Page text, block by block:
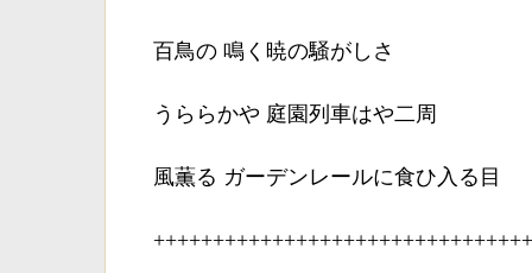
百鳥の 鳴く暁の騒がしさ
うららかや 庭園列車はや二周
風薫る ガーデンレールに食ひ入る目